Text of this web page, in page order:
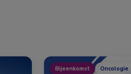
Bijeenkomst Oncologie